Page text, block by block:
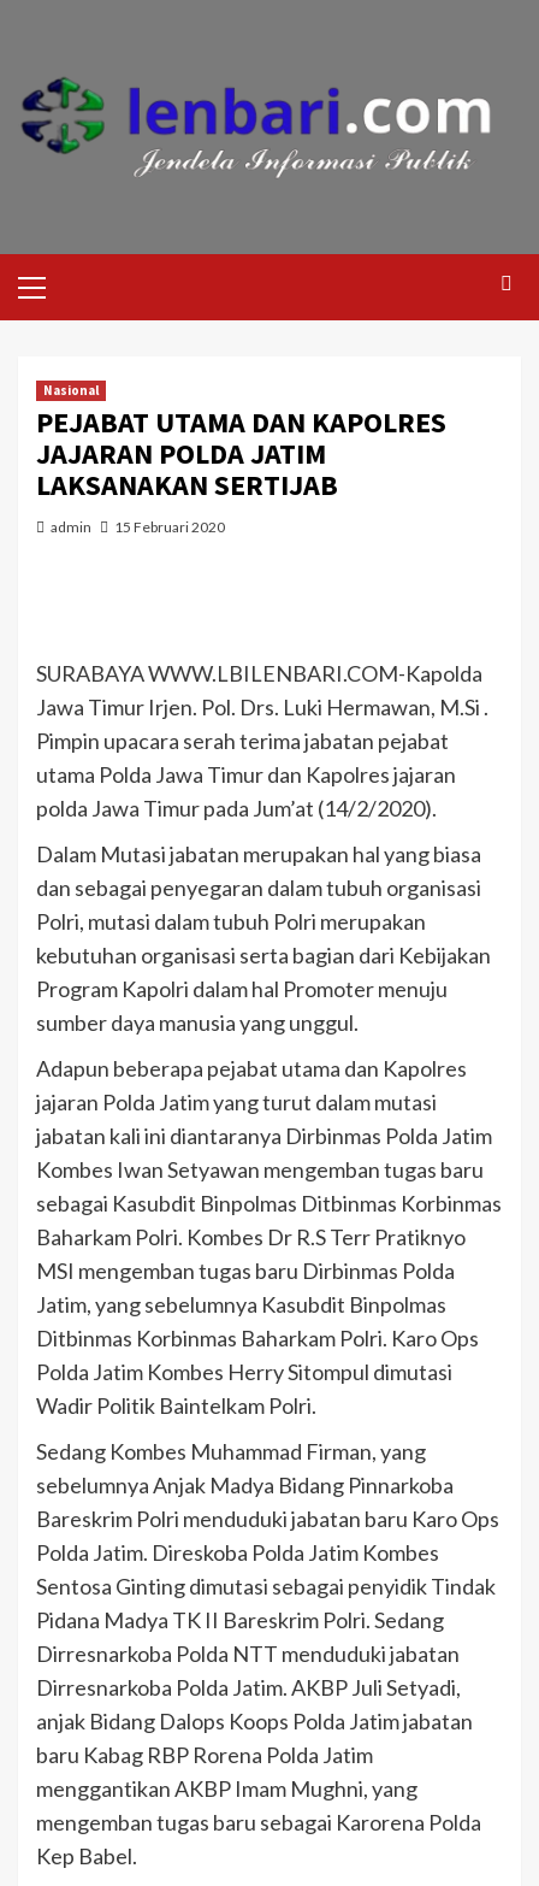
Nasional
PEJABAT UTAMA DAN KAPOLRES
JAJARAN POLDA JATIM
LAKSANAKAN SERTIJAB
admin 15 Februari 2020
SURABAYA WWW.LBILENBARI.COM-Kapolda
Jawa Timur Irjen. Pol. Drs. Luki Hermawan, M.Si .
Pimpin upacara serah terima jabatan pejabat
utama Polda Jawa Timur dan Kapolres jajaran
polda Jawa Timur pada Jum’at (14/2/2020).
Dalam Mutasi jabatan merupakan hal yang biasa
dan sebagai penyegaran dalam tubuh organisasi
Polri, mutasi dalam tubuh Polri merupakan
kebutuhan organisasi serta bagian dari Kebijakan
Program Kapolri dalam hal Promoter menuju
sumber daya manusia yang unggul.
Adapun beberapa pejabat utama dan Kapolres
jajaran Polda Jatim yang turut dalam mutasi
jabatan kali ini diantaranya Dirbinmas Polda Jatim
Kombes Iwan Setyawan mengemban tugas baru
sebagai Kasubdit Binpolmas Ditbinmas Korbinmas
Baharkam Polri. Kombes Dr R.S Terr Pratiknyo
MSI mengemban tugas baru Dirbinmas Polda
Jatim, yang sebelumnya Kasubdit Binpolmas
Ditbinmas Korbinmas Baharkam Polri. Karo Ops
Polda Jatim Kombes Herry Sitompul dimutasi
Wadir Politik Baintelkam Polri.
Sedang Kombes Muhammad Firman, yang
sebelumnya Anjak Madya Bidang Pinnarkoba
Bareskrim Polri menduduki jabatan baru Karo Ops
Polda Jatim. Direskoba Polda Jatim Kombes
Sentosa Ginting dimutasi sebagai penyidik Tindak
Pidana Madya TK II Bareskrim Polri. Sedang
Dirresnarkoba Polda NTT menduduki jabatan
Dirresnarkoba Polda Jatim. AKBP Juli Setyadi,
anjak Bidang Dalops Koops Polda Jatim jabatan
baru Kabag RBP Rorena Polda Jatim
menggantikan AKBP Imam Mughni, yang
mengemban tugas baru sebagai Karorena Polda
Kep Babel.